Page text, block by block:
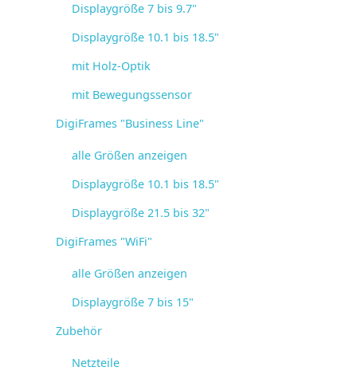
Displaygröße 7 bis 9.7"
Displaygröße 10.1 bis 18.5"
mit Holz-Optik
mit Bewegungssensor
DigiFrames "Business Line"
alle Größen anzeigen
Displaygröße 10.1 bis 18.5"
Displaygröße 21.5 bis 32"
DigiFrames "WiFi"
alle Größen anzeigen
Displaygröße 7 bis 15"
Zubehör
Netzteile